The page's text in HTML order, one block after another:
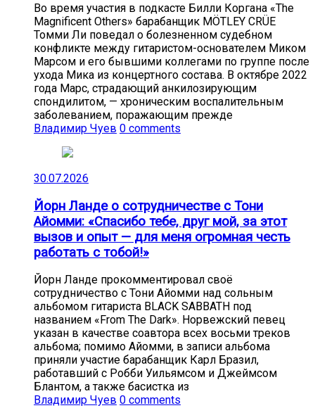
Во время участия в подкасте Билли Коргана «The
Magnificent Others» барабанщик MÖTLEY CRÜE
Томми Ли поведал о болезненном судебном
конфликте между гитаристом-основателем Миком
Марсом и его бывшими коллегами по группе после
ухода Мика из концертного состава. В октябре 2022
года Марс, страдающий анкилозирующим
спондилитом, — хроническим воспалительным
заболеванием, поражающим прежде
Владимир Чуев 0 comments
30.07.2026
Йорн Ланде о сотрудничестве с Тони
Айомми: «Спасибо тебе, друг мой, за этот
вызов и опыт — для меня огромная честь
работать с тобой!»
Йорн Ланде прокомментировал своё
сотрудничество с Тони Айомми над сольным
альбомом гитариста BLACK SABBATH под
названием «From The Dark». Норвежский певец
указан в качестве соавтора всех восьми треков
альбома; помимо Айомми, в записи альбома
приняли участие барабанщик Карл Бразил,
работавший с Робби Уильямсом и Джеймсом
Блантом, а также басистка из
Владимир Чуев 0 comments